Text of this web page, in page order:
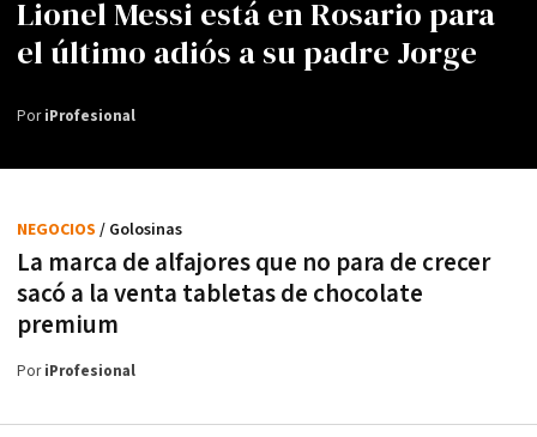
Lionel Messi está en Rosario para
el último adiós a su padre Jorge
PoriProfesional
La marca de alfajores que no para de crecer
sacó a la venta tabletas de chocolate
premium
NEGOCIOS / Golosinas
PoriProfesional